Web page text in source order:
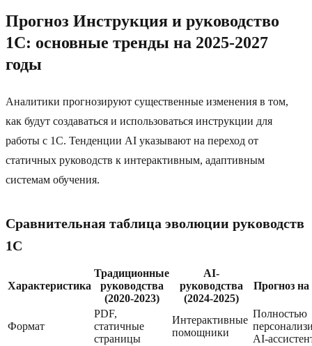
Прогноз Инструкция и руководство
1C: основные тренды на 2025-2027
годы
Аналитики прогнозируют существенные изменения в том,
как будут создаваться и использоваться инструкции для
работы с 1C. Тенденции AI указывают на переход от
статичных руководств к интерактивным, адаптивным
системам обучения.
Сравнительная таблица эволюции руководств
1C
Характеристика
Традиционные
руководства
(2020-2023)
AI-
руководства
(2024-2025)
Прогноз на
Формат
PDF,
статичные
страницы
Интерактивные
помощники
Полностью
AI-